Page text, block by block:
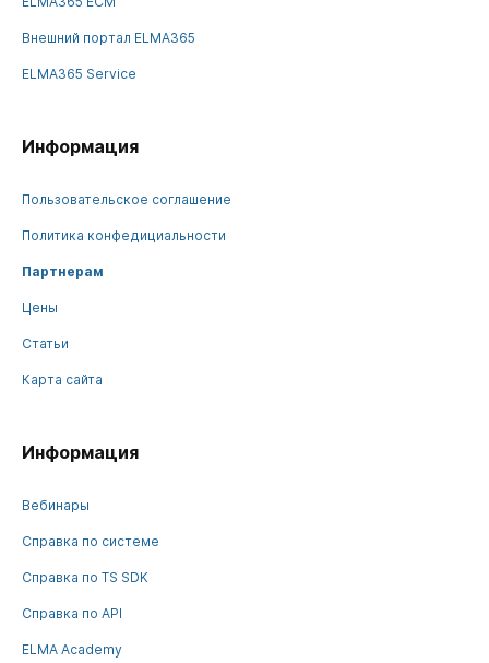
Внешний портал ELMA365
ELMA365 Service
Информация
Пользовательское соглашение
Политика конфедициальности
Партнерам
Цены
Статьи
Карта сайта
Информация
Вебинары
Справка по системе
Справка по TS SDK
Справка по API
ELMA Academy